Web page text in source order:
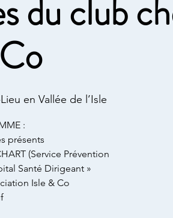
du club
en Vallée de l’Isle
:
présents
(Service Prévention
Santé Dirigeant »
Isle & Co